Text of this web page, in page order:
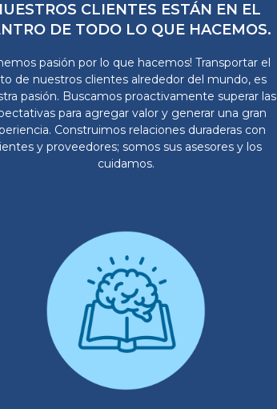
CLIENTES ESTÁN EN EL
DE TODO LO QUE HACEMOS.
pasión por lo que hacemos! Transportar el
de nuestros clientes alrededor del mundo, es
pasión. Buscamos proactivamente superar las
para agregar valor y generar una gran
Construimos relaciones duraderas con
y proveedores; somos sus asesores y los
cuidamos.